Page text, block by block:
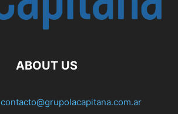
ABOUT US
contacto@grupolacapitana.com.ar